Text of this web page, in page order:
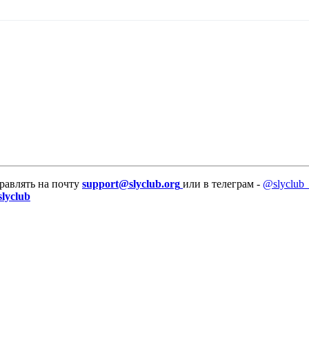
на почту support@slyclub.org или в телеграм -